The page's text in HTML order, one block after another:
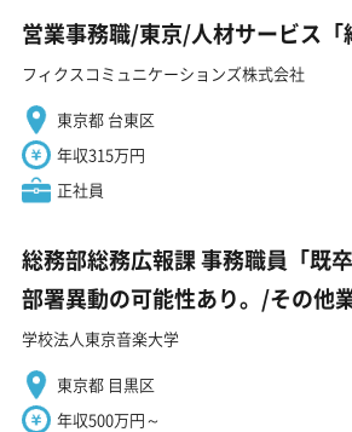
営業事務職/東京/人材サービス「
フィクスコミュニケーションズ株式会社
東京都 台東区
年収315万円
正社員
総務部総務広報課 事務職員「既
部署異動の可能性あり。/その他
学校法人東京音楽大学
東京都 目黒区
年収500万円～